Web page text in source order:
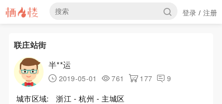
登录 / 注册
联庄站街
半**运
2019-05-01 761 177 9
城市区域:
浙江 - 杭州 - 主城区